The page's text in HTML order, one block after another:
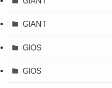
GIANT
GIOS
GIOS